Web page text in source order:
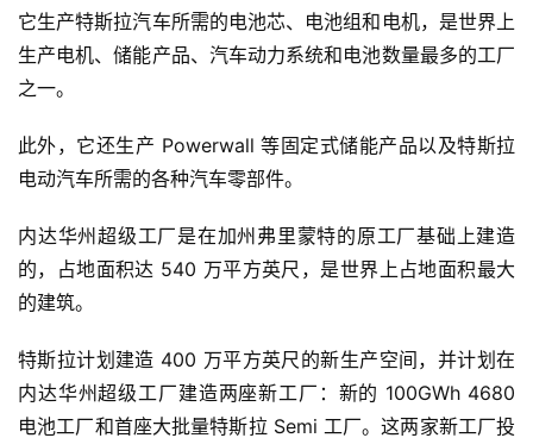
它生产特斯拉汽车所需的电池芯、电池组和电机，是世界上
生产电机、储能产品、汽车动力系统和电池数量最多的工厂
之一。
此外，它还生产 Powerwall 等固定式储能产品以及特斯拉
电动汽车所需的各种汽车零部件。
内达华州超级工厂是在加州弗里蒙特的原工厂基础上建造
的，占地面积达 540 万平方英尺，是世界上占地面积最大
的建筑。
特斯拉计划建造 400 万平方英尺的新生产空间，并计划在
内达华州超级工厂建造两座新工厂：新的 100GWh 4680
电池工厂和首座大批量特斯拉 Semi 工厂。这两家新工厂投